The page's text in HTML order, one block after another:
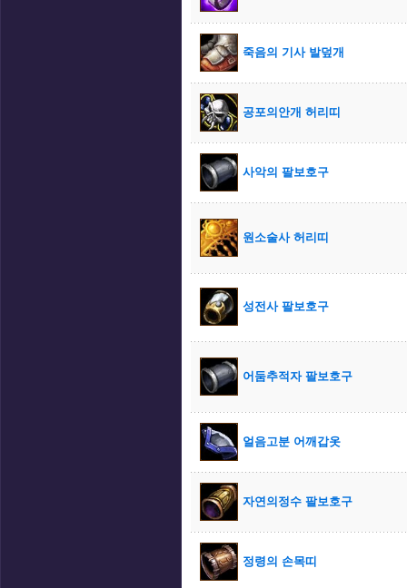
죽음의 기사 발덮개
공포의안개 허리띠
사악의 팔보호구
원소술사 허리띠
성전사 팔보호구
어둠추적자 팔보호구
얼음고분 어깨갑옷
자연의정수 팔보호구
정령의 손목띠